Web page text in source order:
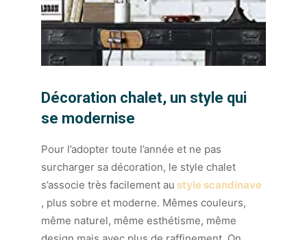
Décoration chalet, un style qui
se modernise
Pour l’adopter toute l’année et ne pas
surcharger sa décoration, le style chalet
s’associe très facilement au style scandinave
, plus sobre et moderne. Mêmes couleurs,
même naturel, même esthétisme, même